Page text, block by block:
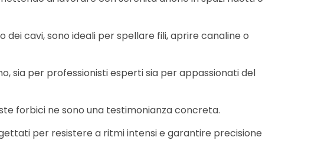
cavi, sono ideali per spellare fili, aprire canaline o
sia per professionisti esperti sia per appassionati del
forbici ne sono una testimonianza concreta.
per resistere a ritmi intensi e garantire precisione